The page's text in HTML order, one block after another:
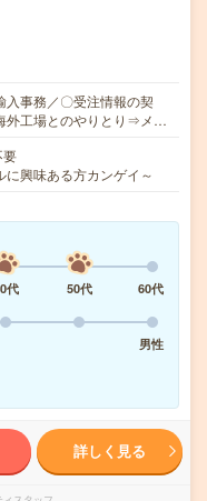
事務／〇受注情報の契
外工場とのやりとり⇒メ…
要
興味ある方カンゲイ～
代 50代
60代
男性
詳しく見る